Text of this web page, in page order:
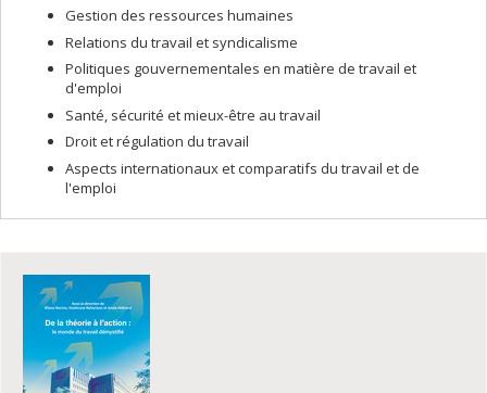
Gestion des ressources humaines
Relations du travail et syndicalisme
Politiques gouvernementales en matière de travail et
d'emploi
Santé, sécurité et mieux-être au travail
Droit et régulation du travail
Aspects internationaux et comparatifs du travail et de
l'emploi